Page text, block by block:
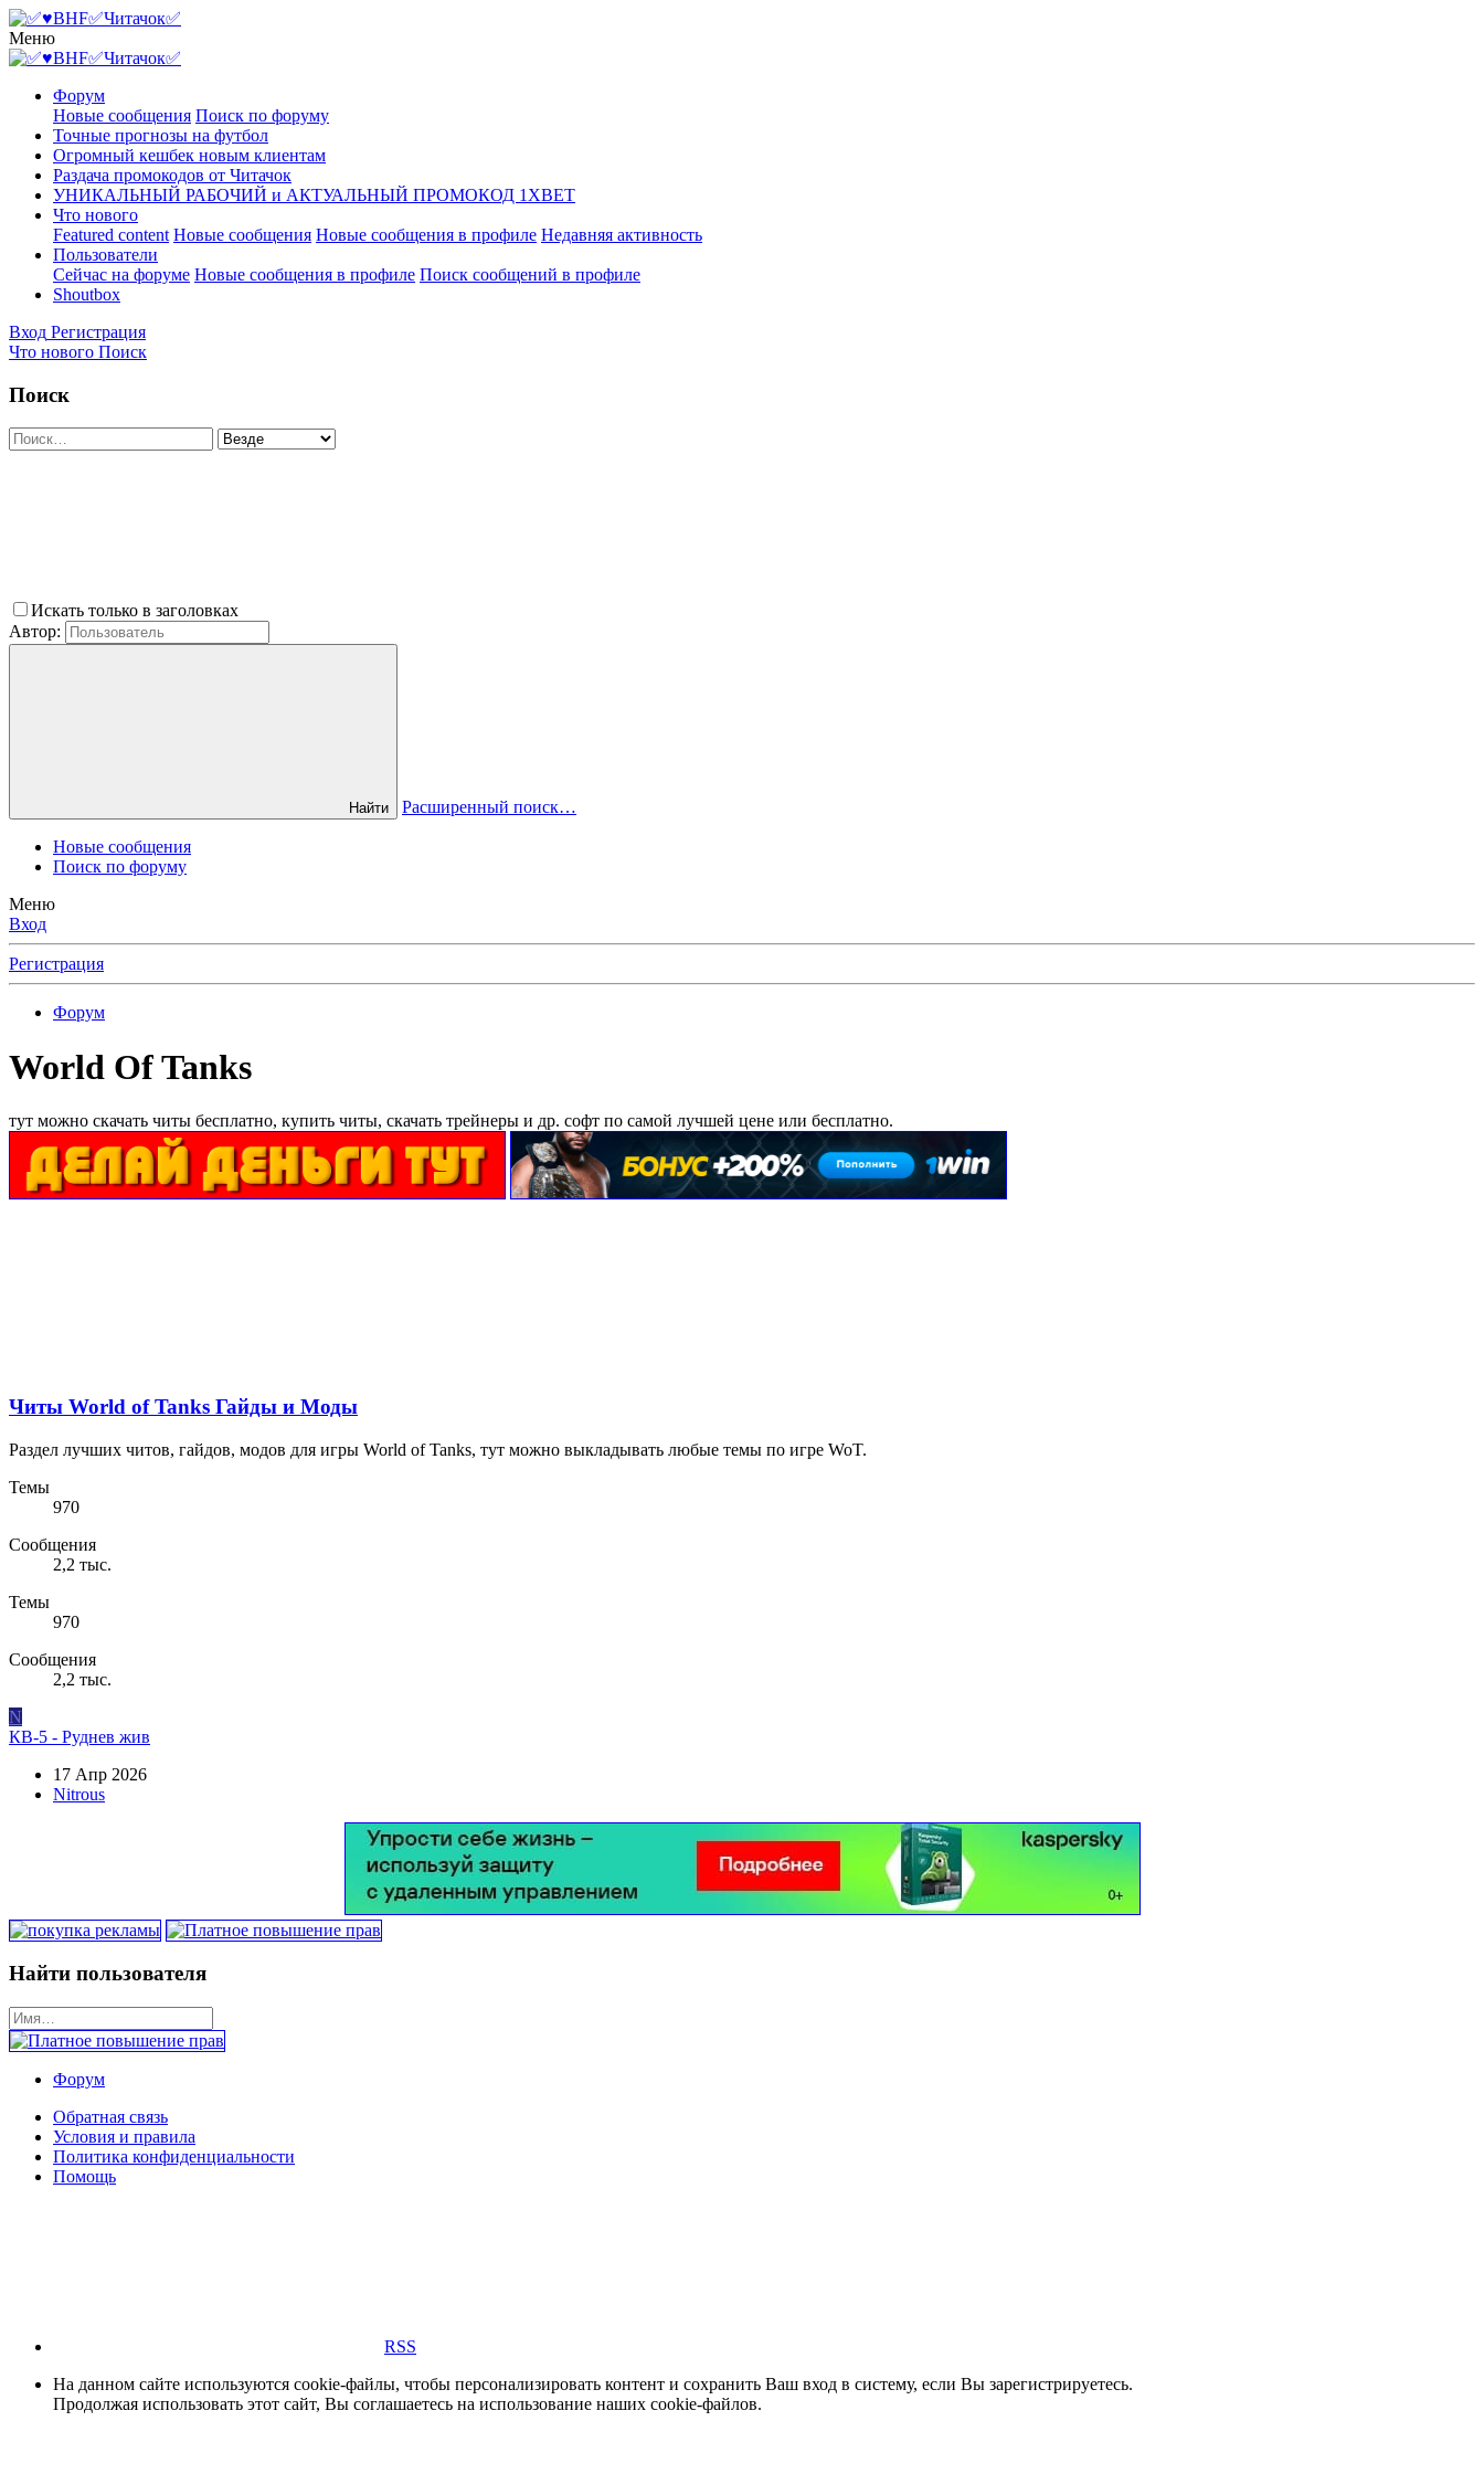
Меню
Форум
Новые сообщения Поиск по форуму
Точные прогнозы на футбол
Огромный кешбек новым клиентам
Раздача промокодов от Читачок
УНИКАЛЬНЫЙ РАБОЧИЙ и АКТУАЛЬНЫЙ ПРОМОКОД 1XBET
Что нового
Featured content Новые сообщения Новые сообщения в профиле Недавняя активность
Пользователи
Сейчас на форуме Новые сообщения в профиле Поиск сообщений в профиле
Shoutbox
Вход Регистрация
Что нового Поиск
Поиск
Искать только в заголовках
Автор:
Найти Расширенный поиск…
Новые сообщения
Поиск по форуму
Меню
Вход
Регистрация
Форум
World Of Tanks
тут можно скачать читы бесплатно, купить читы, скачать трейнеры и др. софт по самой лучшей цене или бесплатно.
Читы World of Tanks Гайды и Моды
Раздел лучших читов, гайдов, модов для игры World of Tanks, тут можно выкладывать любые темы по игре WoT.
Темы
970
Сообщения
2,2 тыс.
Темы
970
Сообщения
2,2 тыс.
N
КВ-5 - Руднев жив
17 Апр 2026
Nitrous
Найти пользователя
Форум
Обратная связь
Условия и правила
Политика конфиденциальности
Помощь
RSS
На данном сайте используются cookie-файлы, чтобы персонализировать контент и сохранить Ваш вход в систему, если Вы зарегистрируетесь.
Продолжая использовать этот сайт, Вы соглашаетесь на использование наших cookie-файлов.